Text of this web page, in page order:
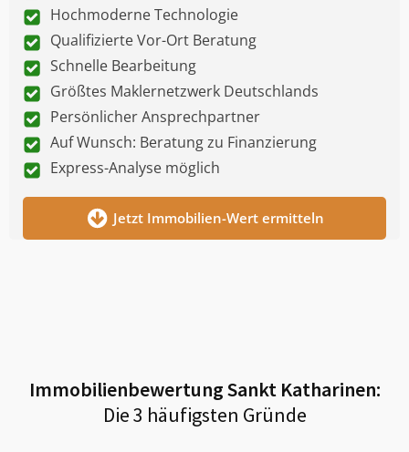
Hochmoderne Technologie
Qualifizierte Vor-Ort Beratung
Schnelle Bearbeitung
Größtes Maklernetzwerk Deutschlands
Persönlicher Ansprechpartner
Auf Wunsch: Beratung zu Finanzierung
Express-Analyse möglich
Jetzt Immobilien-Wert ermitteln
ImmobilienbewertungSankt Katharinen:
Die 3 häufigsten Gründe